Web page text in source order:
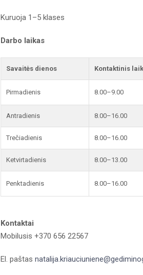
Kuruoja 1–5 klases
Darbo laikas
Savaitės dienos Kontaktinis
Pirmadienis 8.00–9.00
Antradienis 8.00–16.00
Trečiadienis 8.00–16.00
Ketvirtadienis 8.00–13.00
Penktadienis 8.00–16.00
Kontaktai
Mobilusis +370 656 22567
El. paštas